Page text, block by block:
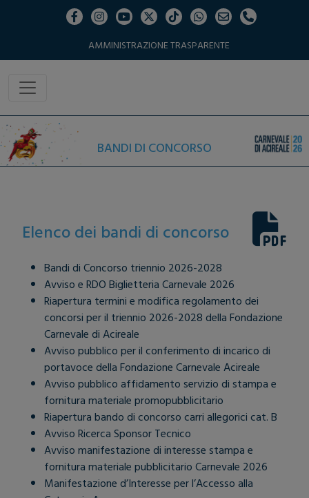
AMMINISTRAZIONE TRASPARENTE
BANDI DI CONCORSO
Elenco dei bandi di concorso
Bandi di Concorso triennio 2026-2028
Avviso e RDO Biglietteria Carnevale 2026
Riapertura termini e modifica regolamento dei
concorsi per il triennio 2026-2028 della Fondazione
Carnevale di Acireale
Avviso pubblico per il conferimento di incarico di
portavoce della Fondazione Carnevale Acireale
Avviso pubblico affidamento servizio di stampa e
fornitura materiale promopubblicitario
Riapertura bando di concorso carri allegorici cat. B
Avviso Ricerca Sponsor Tecnico
Avviso manifestazione di interesse stampa e
fornitura materiale pubblicitario Carnevale 2026
Manifestazione d’Interesse per l’Accesso alla